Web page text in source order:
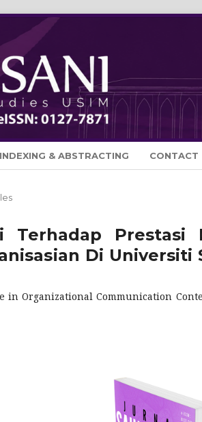
INDEXING & ABSTRACTING CONTACT
Terhadap Prestasi
Di Universiti
in Organizational Communication